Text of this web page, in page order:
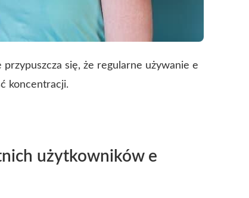
przypuszcza się, że regularne używanie e
koncentracji.
użytkowników e